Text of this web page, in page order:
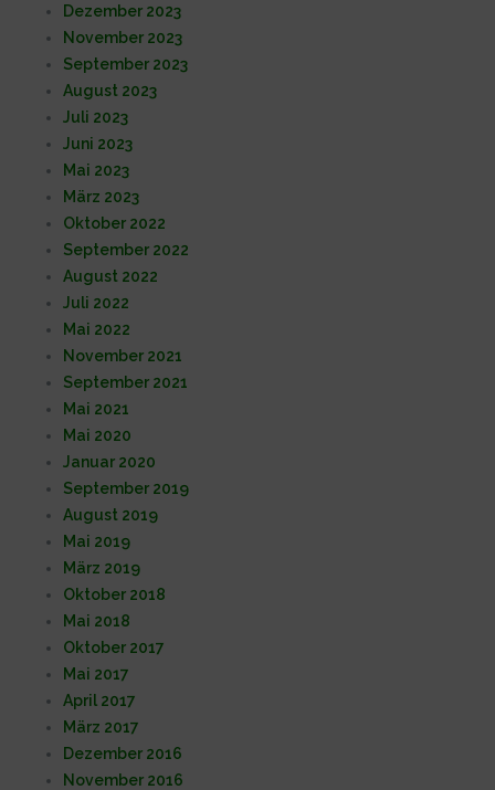
Dezember 2023
November 2023
September 2023
August 2023
Juli 2023
Juni 2023
Mai 2023
März 2023
Oktober 2022
September 2022
August 2022
Juli 2022
Mai 2022
November 2021
September 2021
Mai 2021
Mai 2020
Januar 2020
September 2019
August 2019
Mai 2019
März 2019
Oktober 2018
Mai 2018
Oktober 2017
Mai 2017
April 2017
März 2017
Dezember 2016
November 2016